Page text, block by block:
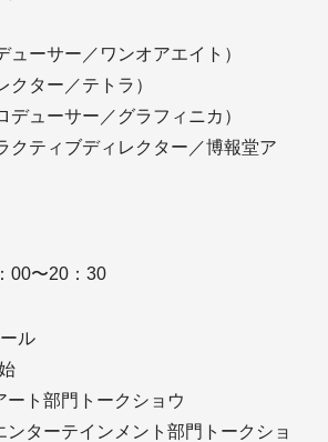
ューサー／ワンオアエイト）
クター／テトラ）
デューサー／グラフィニカ）
クティブディレクター／博報堂ア
00〜20：30
ル
ート部門トークショウ
ンターテインメント部門トークショ